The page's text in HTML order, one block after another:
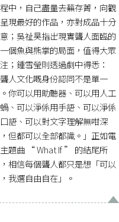
中，自己盡量去蕪存菁，向觀
現最好的作品，亦對成品十分
；吳祉昊指出現實聾人面臨的
個魚與熊掌的局面，值得大眾
；鍾雪瑩則透過劇中得悉：
聾人文化嘅身份認同不是單一
你可以用助聽器、可以用人工
、可以淨係用手語、可以淨係
語、可以對文字理解無咁深
但都可以全部都識。」正如電
題曲 “ What If ” 的結尾所
相信每個聾人都只是想「可以
我選自由自在」。